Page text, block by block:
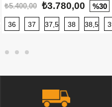
40 40,5 41 42 42,5
₺5.400,00 ₺3.780,00 %30
36 37 37,5 38 38,5